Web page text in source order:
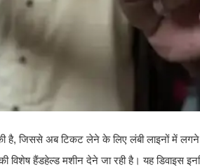
है, जिससे अब टिकट लेने के लिए लंबी लाइनों में
विशेष हैंडहेल्ड मशीन देने जा रही है। यह डिवाइस